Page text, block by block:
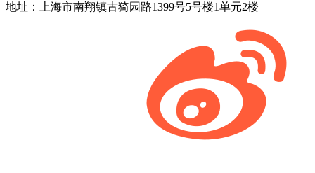
地址：上海市南翔镇古猗园路1399号5号楼1单元2楼